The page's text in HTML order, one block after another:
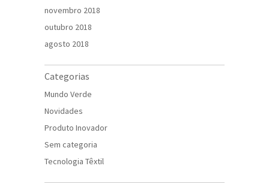
novembro 2018
outubro 2018
agosto 2018
Categorias
Mundo Verde
Novidades
Produto Inovador
Sem categoria
Tecnologia Têxtil